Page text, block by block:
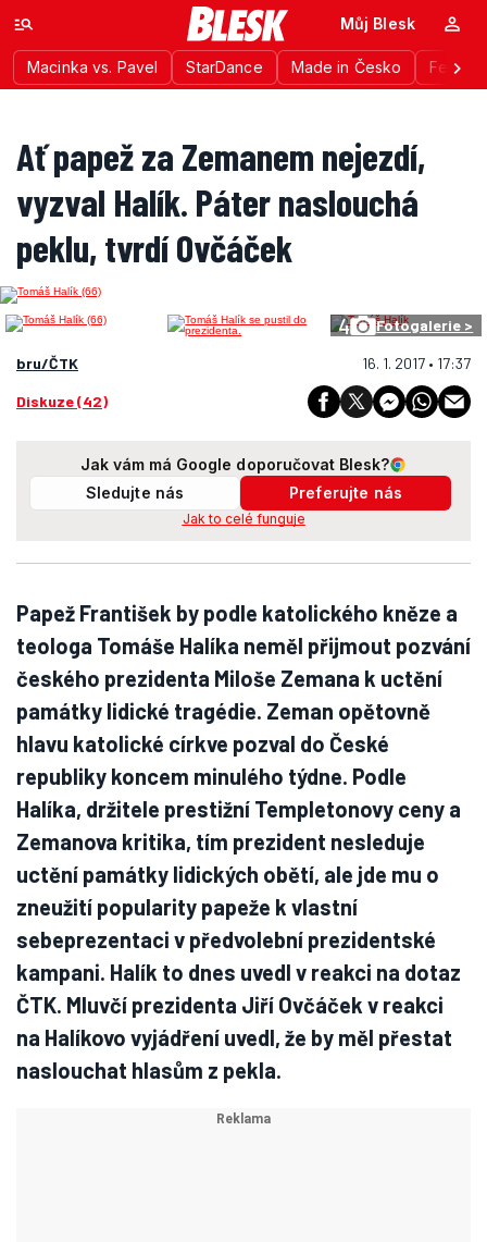
Macinka vs. Pavel StarDance Made in Česko
Můj Blesk
Ať papež za Zemanem nejezdí,
vyzval Halík. Páter naslouchá
peklu, tvrdí Ovčáček
4 Fotogalerie >
bru/ČTK 16. 1. 2017 • 17:37
Diskuze (42)
Jak vám má Google doporučovat Blesk?
Sledujte nás
Preferujte nás
Jak to celé funguje
Papež František by podle katolického kněze a
teologa Tomáše Halíka neměl přijmout pozvání
českého prezidenta Miloše Zemana k uctění
památky lidické tragédie. Zeman opětovně
hlavu katolické církve pozval do České
republiky koncem minulého týdne. Podle
Halíka, držitele prestižní Templetonovy ceny a
Zemanova kritika, tím prezident nesleduje
uctění památky lidických obětí, ale jde mu o
zneužití popularity papeže k vlastní
sebeprezentaci v předvolební prezidentské
kampani. Halík to dnes uvedl v reakci na dotaz
ČTK. Mluvčí prezidenta Jiří Ovčáček v reakci
na Halíkovo vyjádření uvedl, že by měl přestat
naslouchat hlasům z pekla.